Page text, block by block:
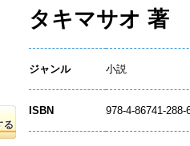
タキマサオ 著
ジャンル 小説
ISBN 978-4-86741-288-